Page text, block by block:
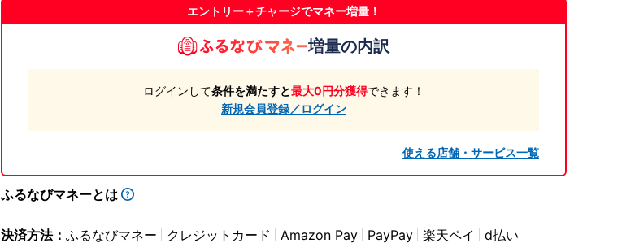
エントリー＋チャージでマネー増量！
増量の内訳
ログインして条件を満たすと最大0円分獲得できます！
新規会員登録／ログイン
使える店舗・サービス一覧
ふるなびマネーとは
決済方法： ふるなびマネー クレジットカード Amazon Pay PayPay 楽天ペイ d払い